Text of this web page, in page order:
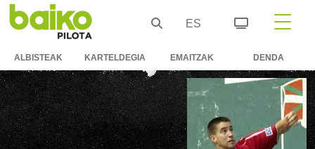
ES
ALBISTEAK KARTELDEGIA EMAITZAK DENDA